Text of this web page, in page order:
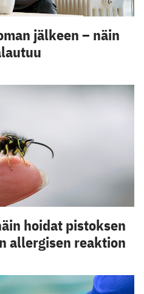
jälkeen – näin
hoidat pistoksen
allergisen reaktion